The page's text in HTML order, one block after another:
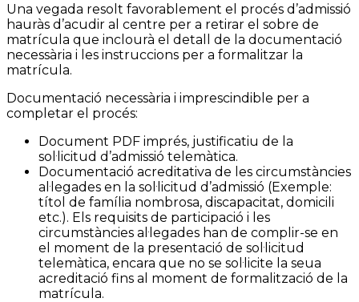
Una vegada resolt favorablement el procés d’admissió
hauràs d’acudir al centre per a retirar el sobre de
matrícula que inclourà el detall de la documentació
necessària i les instruccions per a formalitzar la
matrícula.
Documentació necessària i imprescindible per a
completar el procés:
Document PDF imprés, justificatiu de la
sol·licitud d’admissió telemàtica.
Documentació acreditativa de les circumstàncies
al·legades en la sol·licitud d’admissió (Exemple:
títol de família nombrosa, discapacitat, domicili
etc.). Els requisits de participació i les
circumstàncies al·legades han de complir-se en
el moment de la presentació de sol·licitud
telemàtica, encara que no se sol·licite la seua
acreditació fins al moment de formalització de la
matrícula.